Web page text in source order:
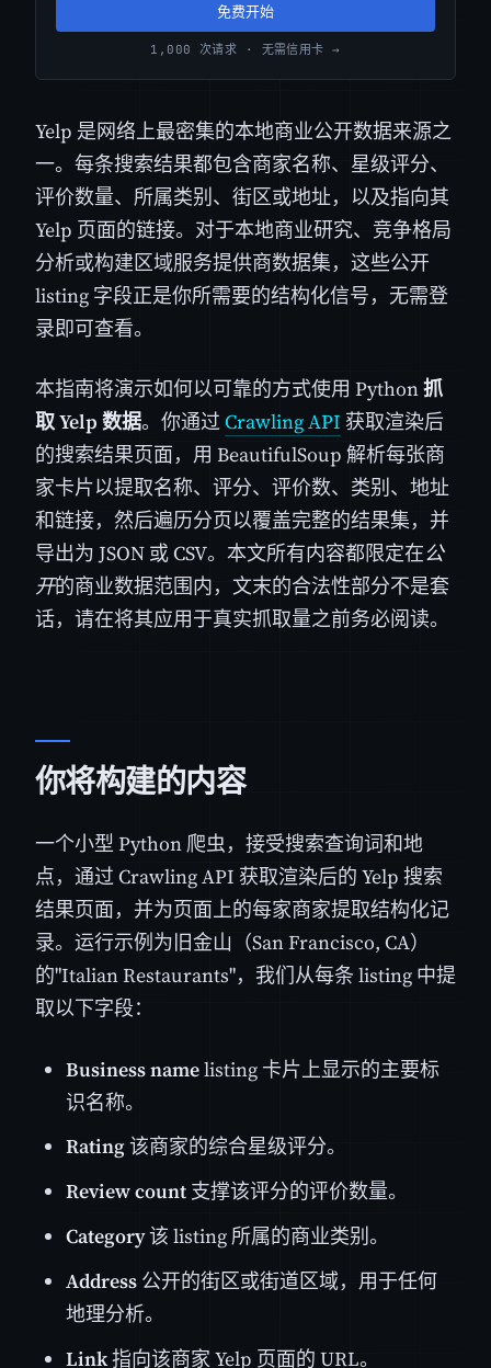
免费开始
1,000 次请求 · 无需信用卡 →
Yelp 是网络上最密集的本地商业公开数据来源之
一。每条搜索结果都包含商家名称、星级评分、
评价数量、所属类别、街区或地址，以及指向其
Yelp 页面的链接。对于本地商业研究、竞争格局
分析或构建区域服务提供商数据集，这些公开
listing 字段正是你所需要的结构化信号，无需登
录即可查看。
本指南将演示如何以可靠的方式使用 Python抓
取 Yelp 数据。你通过Crawling API 获取渲染后
的搜索结果页面，用 BeautifulSoup 解析每张商
家卡片以提取名称、评分、评价数、类别、地址
和链接，然后遍历分页以覆盖完整的结果集，并
导出为 JSON 或 CSV。本文所有内容都限定在公
开的商业数据范围内，文末的合法性部分不是套
话，请在将其应用于真实抓取量之前务必阅读。
你将构建的内容
一个小型 Python 爬虫，接受搜索查询词和地
点，通过 Crawling API 获取渲染后的 Yelp 搜索
结果页面，并为页面上的每家商家提取结构化记
录。运行示例为旧金山（San Francisco, CA）
的"Italian Restaurants"，我们从每条 listing 中提
取以下字段：
Business namelisting 卡片上显示的主要标
识名称。
Rating该商家的综合星级评分。
Review count支撑该评分的评价数量。
Category该 listing 所属的商业类别。
Address 公开的街区或街道区域，用于任何
地理分析。
Link指向该商家 Yelp 页面的 URL。